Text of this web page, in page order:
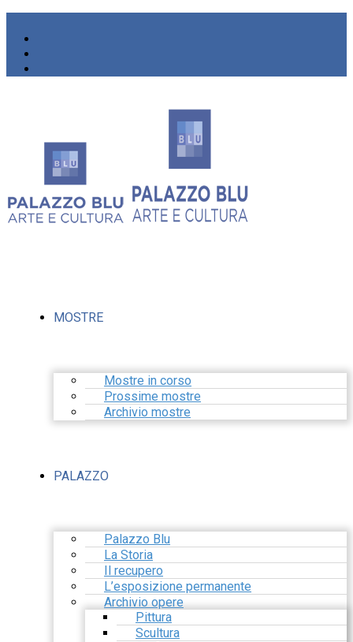
MOSTRE
Mostre in corso
Prossime mostre
Archivio mostre
PALAZZO
Palazzo Blu
La Storia
Il recupero
L’esposizione permanente
Archivio opere
Pittura
Scultura